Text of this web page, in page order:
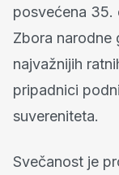
posvećena 35.
Zbora narodne
najvažnijih
pripadnici
suvereniteta.
Svečanost je